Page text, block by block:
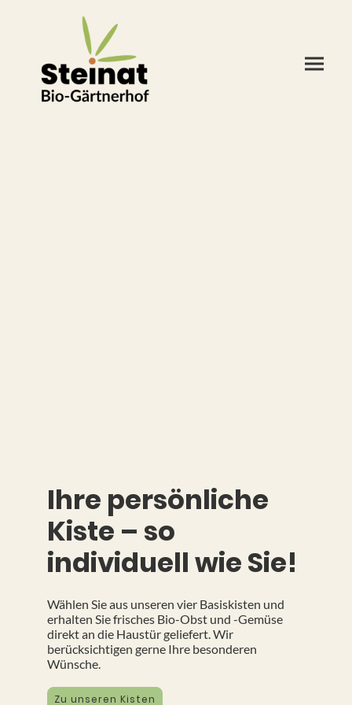
Ihre persönliche
Kiste – so
individuell wie Sie!
Wählen Sie aus unseren vier Basiskisten und
erhalten Sie frisches Bio-Obst und -Gemüse
direkt an die Haustür geliefert. Wir
berücksichtigen gerne Ihre besonderen
Wünsche.
Zu unseren Kisten